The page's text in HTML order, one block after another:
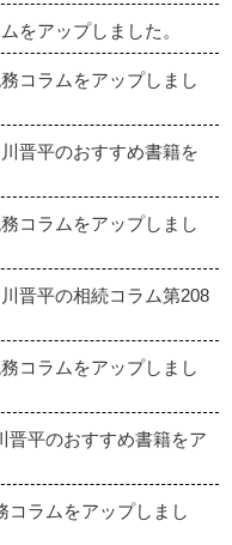
をアップしました。
コラムをアップしまし
晋平のおすすめ書籍を
コラムをアップしまし
晋平の相続コラム第208
コラムをアップしまし
平のおすすめ書籍をア
ラムをアップしまし